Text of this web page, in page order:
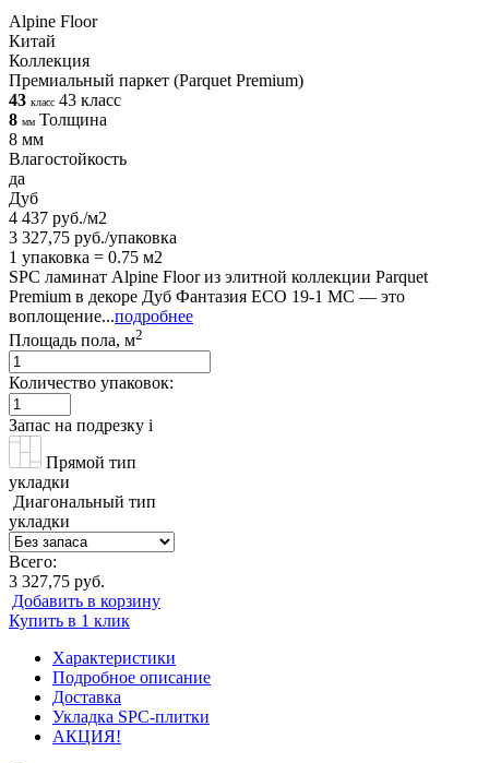
Alpine Floor
Китай
Коллекция
Премиальный паркет (Parquet Premium)
43 класс 43 класс
8 мм Толщина
8 мм
Влагостойкость
да
Дуб
4 437 руб./м2
3 327,75 руб./упаковка
1 упаковка = 0.75 м2
SPC ламинат Alpine Floor из элитной коллекции Parquet
Premium в декоре Дуб Фантазия ECO 19-1 MC — это
воплощение...подробнее
Площадь пола, м2
Количество упаковок:
Запас на подрезку i
Прямой тип
укладки
Диагональный тип
укладки
Всего:
3 327,75 руб.
Добавить в корзину
Купить в 1 клик
Характеристики
Подробное описание
Доставка
Укладка SPC-плитки
АКЦИЯ!